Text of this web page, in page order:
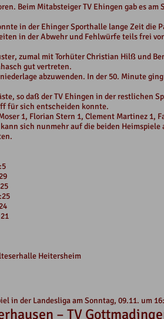
Beim Mitabsteiger TV Ehingen gab es
in der Ehinger Sporthalle lange Zeit die
in der Abwehr und Fehlwürfe teils frei
zumal mit Torhüter Christian Hilß und
gut vertreten.
abzuwenden. In der 50. Minute
so daß der TV Ehingen in der restlichen
für sich entscheiden konnte.
1, Florian Stern 1, Clement Martinez 1,
sich nunmehr auf die beiden
Heitersheim
in der Landesliga am Sonntag, 09.11. um
– TV